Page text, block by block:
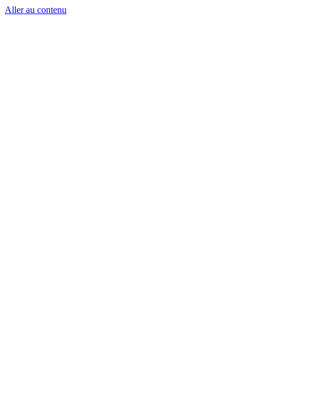
Aller au contenu